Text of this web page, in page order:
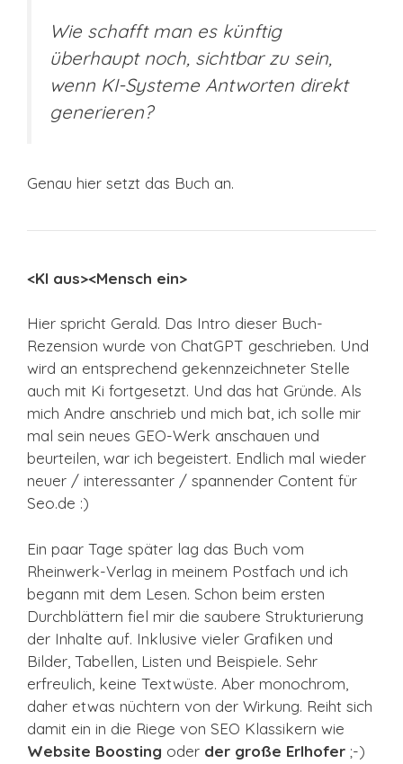
Wie schafft man es künftig
überhaupt noch, sichtbar zu sein,
wenn KI-Systeme Antworten direkt
generieren?
Genau hier setzt das Buch an.
<KI aus><Mensch ein>
Hier spricht Gerald. Das Intro dieser Buch-
Rezension wurde von ChatGPT geschrieben. Und
wird an entsprechend gekennzeichneter Stelle
auch mit Ki fortgesetzt. Und das hat Gründe. Als
mich Andre anschrieb und mich bat, ich solle mir
mal sein neues GEO-Werk anschauen und
beurteilen, war ich begeistert. Endlich mal wieder
neuer / interessanter / spannender Content für
Seo.de :)
Ein paar Tage später lag das Buch vom
Rheinwerk-Verlag in meinem Postfach und ich
begann mit dem Lesen. Schon beim ersten
Durchblättern fiel mir die saubere Strukturierung
der Inhalte auf. Inklusive vieler Grafiken und
Bilder, Tabellen, Listen und Beispiele. Sehr
erfreulich, keine Textwüste. Aber monochrom,
daher etwas nüchtern von der Wirkung. Reiht sich
damit ein in die Riege von SEO Klassikern wie
Website Boosting oder der große Erlhofer ;-)